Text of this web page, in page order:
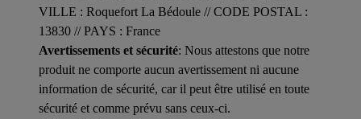
VILLE : Roquefort La Bédoule // CODE POSTAL :
13830 // PAYS : France
Avertissements et sécurité: Nous attestons que notre
produit ne comporte aucun avertissement ni aucune
information de sécurité, car il peut être utilisé en toute
sécurité et comme prévu sans ceux-ci.